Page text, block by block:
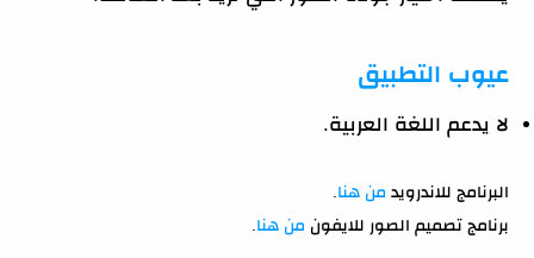
عيوب التطبيق
لا يدعم اللغة العربية.
البرنامج للاندرويد من هنا.
برنامج تصميم الصور للايفون من هنا.